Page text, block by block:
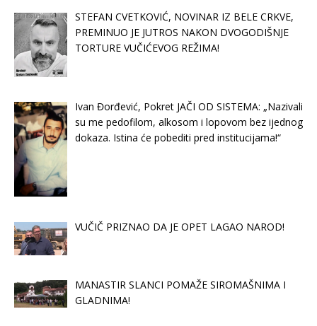
STEFAN CVETKOVIĆ, NOVINAR IZ BELE CRKVE,
PREMINUO JE JUTROS NAKON DVOGODIŠNJE
TORTURE VUČIĆEVOG REŽIMA!
Ivan Đorđević, Pokret JAČI OD SISTEMA: „Nazivali
su me pedofilom, alkosom i lopovom bez ijednog
dokaza. Istina će pobediti pred institucijama!“
VUČIČ PRIZNAO DA JE OPET LAGAO NAROD!
MANASTIR SLANCI POMAŽE SIROMAŠNIMA I
GLADNIMA!